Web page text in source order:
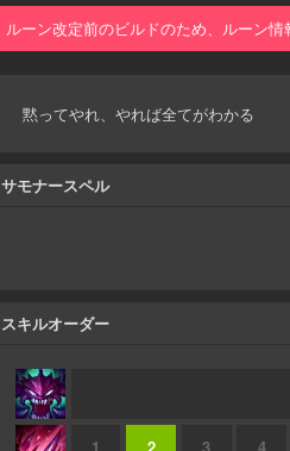
ルーン改定前のビルドのため、ルーン情
黙ってやれ、やれば全てがわかる
サモナースペル
スキルオーダー